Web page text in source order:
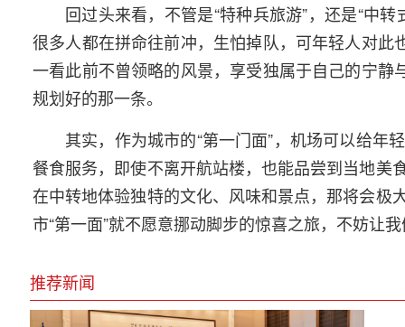
回过头来看，不管是“特种兵旅游”，还是“中
很多人都在拼命往前冲，生怕掉队，可年轻人对此
一看此前不曾领略的风景，享受独属于自己的宁静
规划好的那一条。
其实，作为城市的“第一门面”，机场可以给
餐食服务，即使不离开航站楼，也能品尝到当地
在中转地体验独特的文化、风味和景点，那将会极
市“第一面”就不愿意挪动脚步的惊喜之旅，不妨让
推荐新闻